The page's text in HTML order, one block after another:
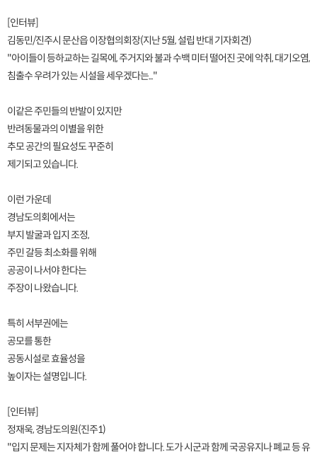
[인터뷰]
김동민/진주시 문산읍 이장협의회장(지난 5월, 설립 반대 기자회견)
"아이들이 등하교하는 길목에, 주거지와 불과 수백 미터 떨어진 곳에 악취, 대기오염,
침출수 우려가 있는 시설을 세우겠다는..."
이같은 주민들의 반발이 있지만
반려동물과의 이별을 위한
추모 공간의 필요성도 꾸준히
제기되고 있습니다.
이런 가운데
경남도의회에서는
부지 발굴과 입지 조정,
주민 갈등 최소화를 위해
공공이 나서야 한다는
주장이 나왔습니다.
특히 서부권에는
공모를 통한
공동시설로 효율성을
높이자는 설명입니다.
[인터뷰]
정재욱, 경남도의원(진주1)
"입지 문제는 지자체가 함께 풀어야 합니다. 도가 시군과 함께 국공유지나 폐교 등 유